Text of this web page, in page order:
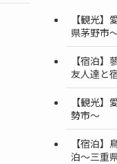
【観光
県茅野市
【宿泊
友人達と
【観光
勢市〜
【宿泊
泊〜三重